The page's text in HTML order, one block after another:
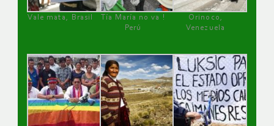
Vale mata, Brasil
Tía María no va !
Perú
Orinoco,
Venezuela